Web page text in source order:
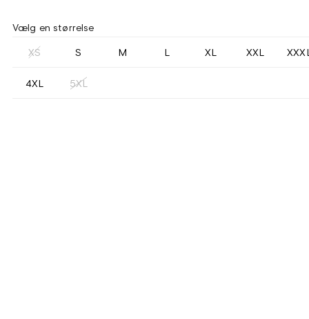
Vælg en størrelse
XS S M L XL XXL
4XL 5XL